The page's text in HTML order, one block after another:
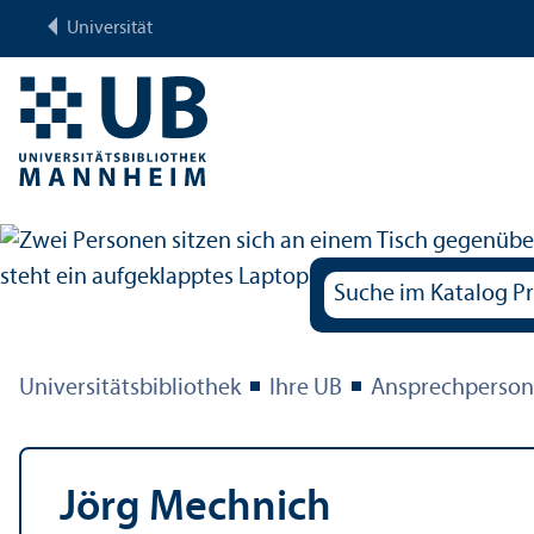
Universität
Universitäts­bibliothek Ihre UB
Jörg Mechnich